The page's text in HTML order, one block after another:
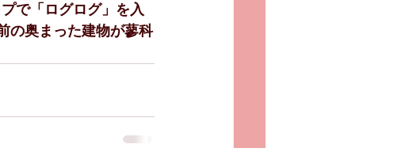
で「ログログ」を入
の奥まった建物が蓼科